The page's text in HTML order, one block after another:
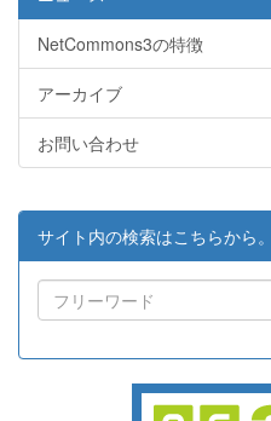
NetCommons3の特徴
アーカイブ
お問い合わせ
サイト内の検索はこちらから。